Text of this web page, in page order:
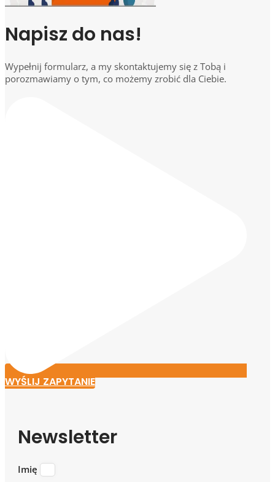
Napisz do nas!
Wypełnij formularz, a my skontaktujemy się z Tobą i
porozmawiamy o tym, co możemy zrobić dla Ciebie.
WYŚLIJ ZAPYTANIE
Newsletter
Imię